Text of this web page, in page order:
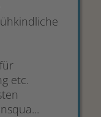
etc.